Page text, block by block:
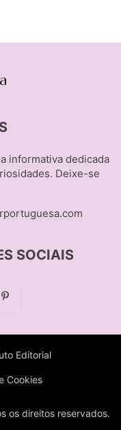
informativa dedicada
Deixe-se
SOCIAIS
Editorial
Cookies
os direitos reservados.